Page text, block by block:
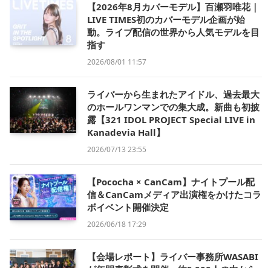
【2026年8月カバーモデル】百瀬羽唯花｜
LIVE TIMES初のカバーモデル企画が始
動。ライブ配信の世界から人気モデルを目
指す
2026/08/01 11:57
ライバーから生まれたアイドル、過去最大
のホールワンマンでの集大成。新曲も初披
露【321 IDOL PROJECT Special LIVE in
Kanadevia Hall】
2026/07/13 23:55
【Pococha × CanCam】ナイトプール配
信＆CanCamメディア出演権をかけたコラ
ボイベント開催決定
2026/06/18 17:29
【会場レポート】ライバー事務所WASABI